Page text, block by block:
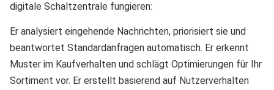
digitale Schaltzentrale fungieren:
Er analysiert eingehende Nachrichten, priorisiert sie und
beantwortet Standardanfragen automatisch. Er erkennt
Muster im Kaufverhalten und schlägt Optimierungen für Ihr
Sortiment vor. Er erstellt basierend auf Nutzerverhalten